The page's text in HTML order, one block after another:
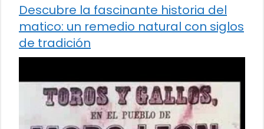
Descubre la fascinante historia del
matico: un remedio natural con siglos
de tradición